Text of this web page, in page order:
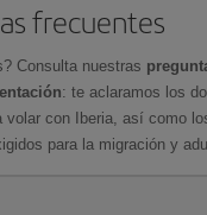
frecuentes
Consulta nuestras
: te aclaramos los
volar con Iberia, así como
para la migración y